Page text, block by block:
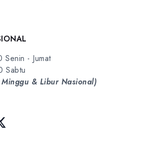
- Jumat
Sabtu
& Libur Nasional)